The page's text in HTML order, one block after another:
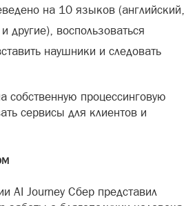
на 10 языков (английский,
другие), воспользоваться
наушники и следовать
процессинговую
сервисы для клиентов и
AI Journey Сбер представил